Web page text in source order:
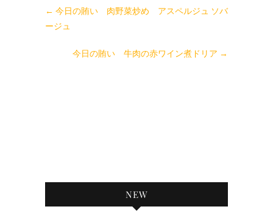
← 今日の賄い 肉野菜炒め アスペルジュ ソバ
ージュ
今日の賄い 牛肉の赤ワイン煮ドリア →
NEW